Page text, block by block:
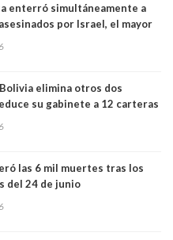
enterró simultáneamente a
por Israel, el mayor
44 niños y nueve ancianos
elimina otros dos
su gabinete a 12 carteras
las 6 mil muertes tras los
del 24 de junio